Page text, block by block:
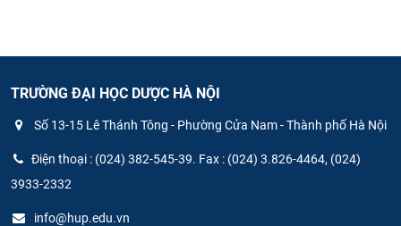
TRƯỜNG ĐẠI HỌC DƯỢC HÀ NỘI
Số 13-15 Lê Thánh Tông - Phường Cửa Nam - Thành phố Hà Nội
Điện thoại : (024) 382-545-39. Fax : (024) 3.826-4464, (024)
3933-2332
info@hup.edu.vn